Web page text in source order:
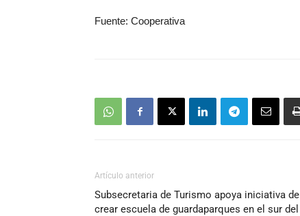
Fuente: Cooperativa
Artículo anterior
Subsecretaria de Turismo apoya iniciativa de
crear escuela de guardaparques en el sur del